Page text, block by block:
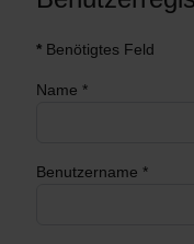
* Benötigtes Feld
Name *
Benutzername *